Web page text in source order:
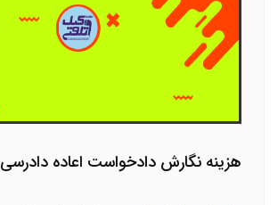
هزینه نگارش دادخواست اعاده دادرسی